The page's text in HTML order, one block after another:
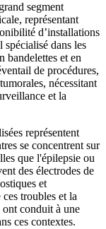
segment
représentant
d’installations
spécialisé dans les
bandelettes et en
de procédures,
nécessitant
et la
représentent
se concentrent sur
que l'épilepsie ou
des électrodes de
et
troubles et la
ont conduit à une
ces contextes.